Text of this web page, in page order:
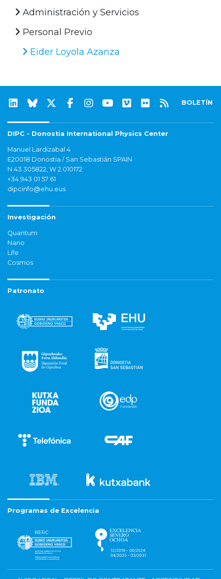
Administración y Servicios
Personal Previo
Eider Loyola Azanza
BOLETÍN
DIPC - Donostia International Physics Center
Manuel Lardizabal 4
E20018 Donostia / San Sebastián SPAIN
N 43.305822, W 2.010172
+34 943 01 57 61
dipcinfo@ehu.eus
Investigación
Quantum
Nano
Life
Cosmos
Patronato
Programas de Excelencia